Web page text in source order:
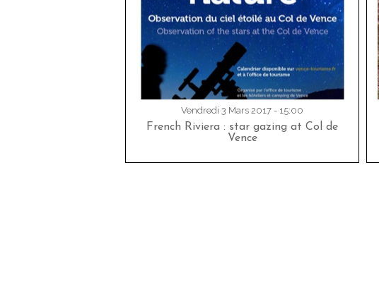
Vendredi 3 Mars 2017 - 15:00
French Riviera : star gazing at Col de
Vence